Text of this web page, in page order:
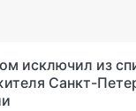
исключил из
Санкт-